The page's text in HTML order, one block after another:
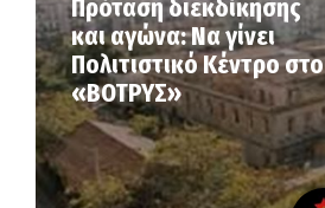
Πρόταση διεκδίκησης
και αγώνα: Να γίνει
Πολιτιστικό Κέντρο στο
«ΒΟΤΡΥΣ»